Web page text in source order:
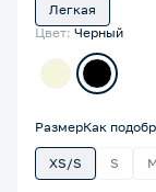
Легкая
Цвет: Черный
РазмерКак
XS/S S M